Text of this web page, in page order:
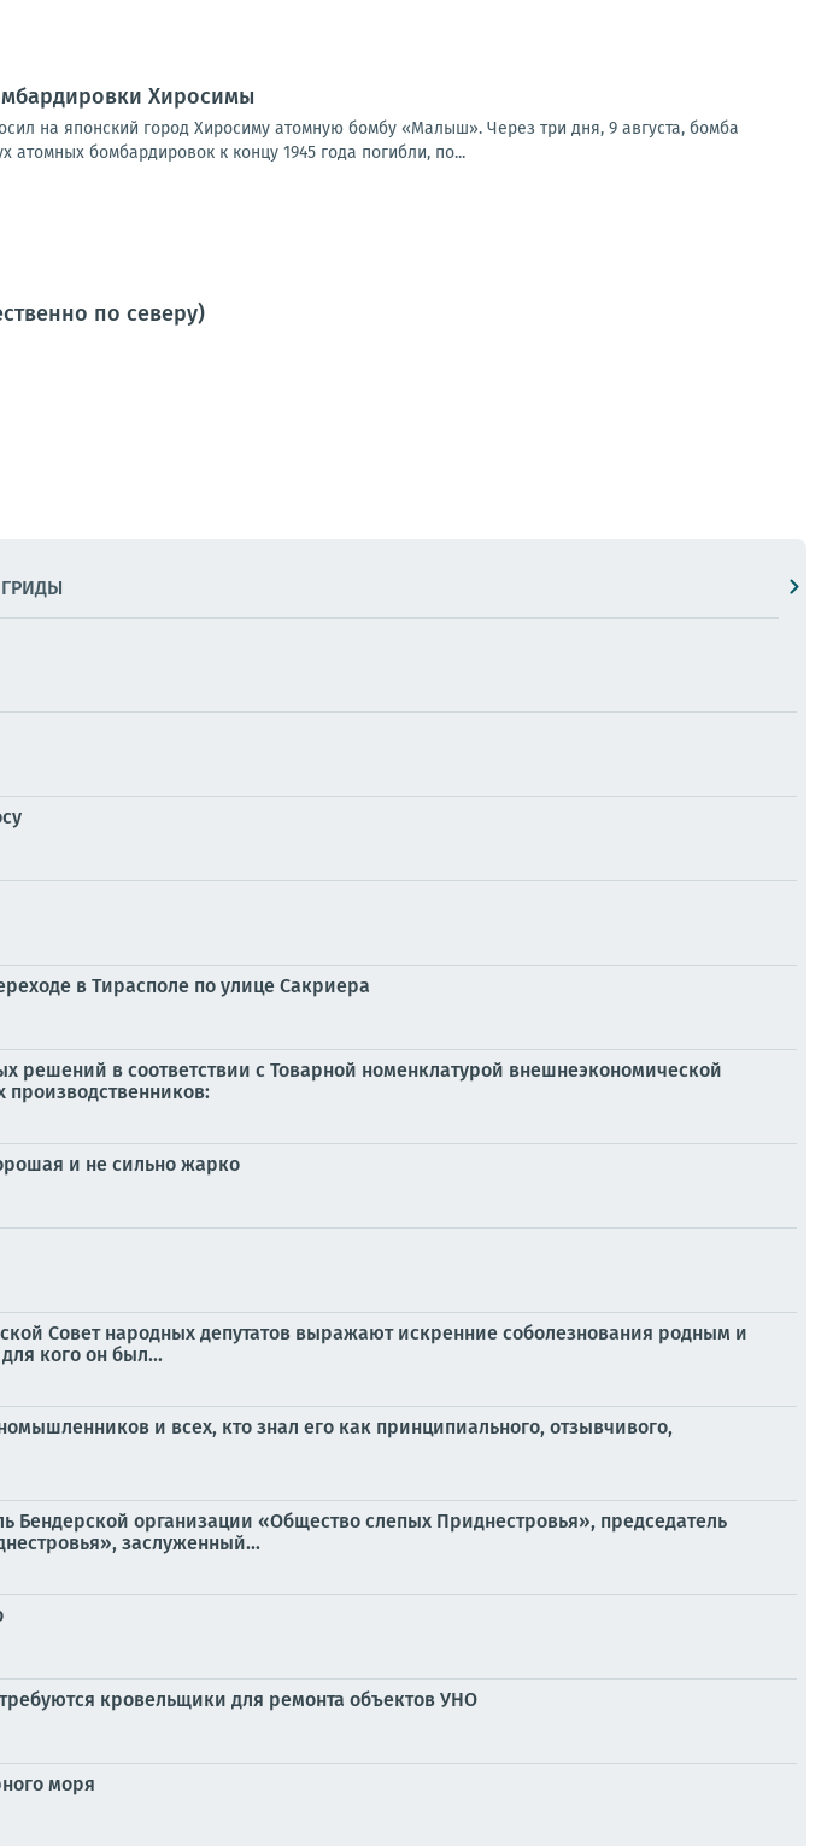
Хиросимы
на японский город Хиросиму атомную бомбу «Малыш». Через три дня, 9 августа, бомба
атомных бомбардировок к концу 1945 года погибли, по...
по северу)
в Тирасполе по улице Сакриера
решений в соответствии с Товарной номенклатурой внешнеэкономической
производственников:
и не сильно жарко
Совет народных депутатов выражают искренние соболезнования родным и
кого он был...
и всех, кто знал его как принципиального, отзывчивого,
организации «Общество слепых Приднестровья», председатель
заслуженный...
кровельщики для ремонта объектов УНО
моря